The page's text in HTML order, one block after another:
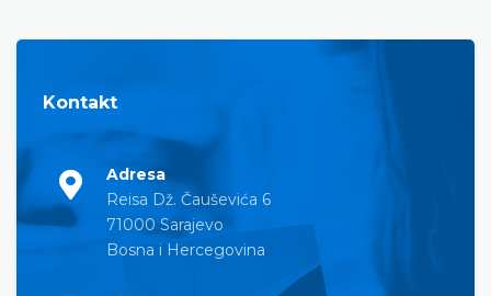
Kontakt
Adresa
Reisa Dž. Čauševića 6
71000 Sarajevo
Bosna i Hercegovina